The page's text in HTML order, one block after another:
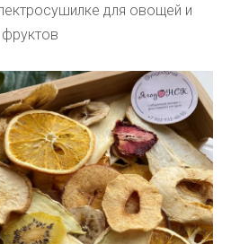
для овощей и
фруктов